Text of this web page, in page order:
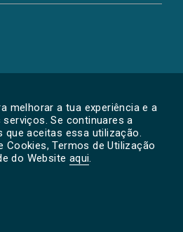
melhorar a tua experiência e a
Se continuares a
que aceitas essa utilização.
Termos de Utilização
do Website aqui.
2026